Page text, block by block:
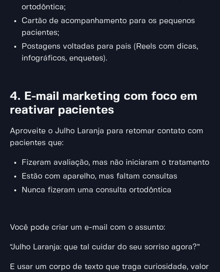
ortodôntica;
Cartão de acompanhamento para os pequenos
pacientes;
Postagens voltadas para pais (Reels com dicas,
infográficos, enquetes).
4. E-mail marketing com foco em
reativar pacientes
Aproveite o Julho Laranja para retomar contato com
pacientes que:
Fizeram avaliação, mas não iniciaram o tratamento
Estão com aparelho, mas faltam consultas
Nunca fizeram uma consulta ortodôntica
Você pode criar um e-mail com o assunto:
“Julho Laranja: que tal cuidar do seu sorriso agora?”
E usar um corpo de texto que traga curiosidade, valor